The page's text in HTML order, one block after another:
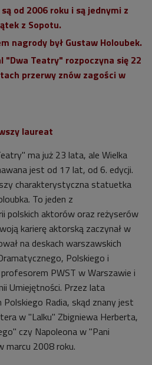
od 2006 roku i są jednymi z
z Sopotu.
nagrody był Gustaw Holoubek.
Teatry" rozpoczyna się 22
przerwy znów zagości w
laureat
ma już 23 lata, ale Wielka
jest od 17 lat, od 6. edycji.
charakterystyczna statuetka
To jeden z
polskich aktorów oraz reżyserów
karierę aktorską zaczynał w
na deskach warszawskich
Polskiego i
PWST w Warszawie i
Umiejętności. Przez lata
Radia, skąd znany jest
w "Lalku" Zbigniewa Herberta,
czy Napoleona w "Pani
marcu 2008 roku.